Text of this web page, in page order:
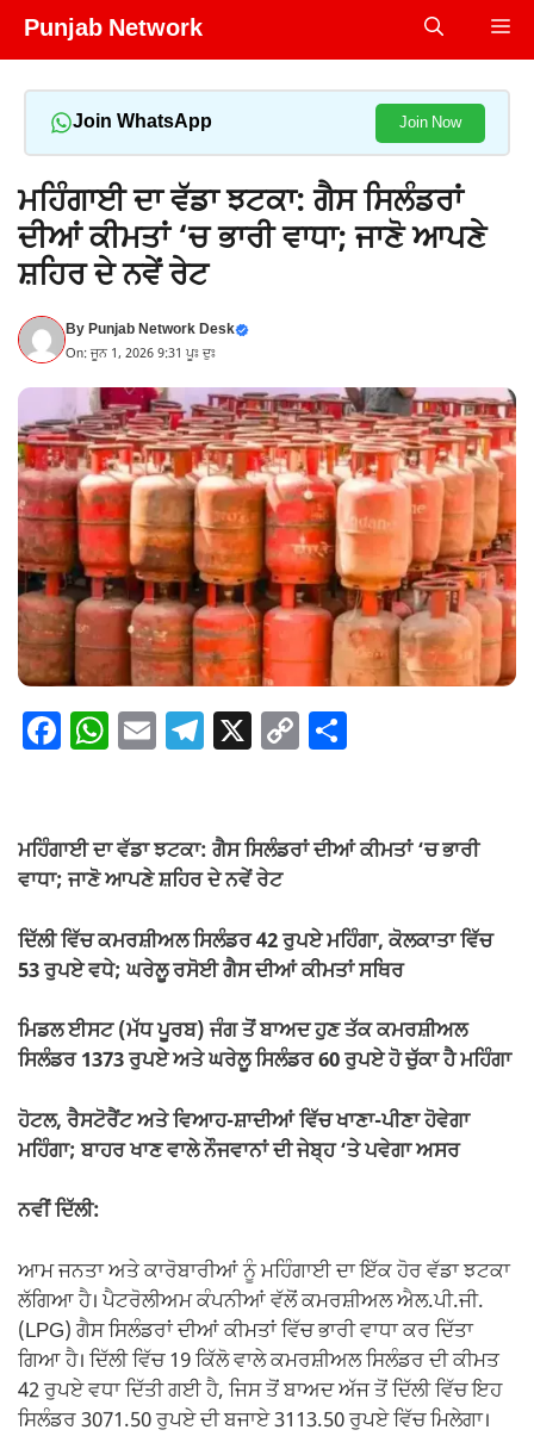
Skip
Punjab Network
Join WhatsApp Join Now
ਮਹਿੰਗਾਈ ਦਾ ਵੱਡਾ ਝਟਕਾ: ਗੈਸ ਸਿਲੰਡਰਾਂ
ਦੀਆਂ ਕੀਮਤਾਂ ‘ਚ ਭਾਰੀ ਵਾਧਾ; ਜਾਣੋ ਆਪਣੇ
ਸ਼ਹਿਰ ਦੇ ਨਵੇਂ ਰੇਟ
ByPunjab Network Desk
On: ਜੂਨ 1, 2026 9:31 ਪੂਃ ਦੁਃ
F
e
b
o
o
W
s
A
p
p
E T
gr
a
m
X C
y
n
k
e
ਮਹਿੰਗਾਈ ਦਾ ਵੱਡਾ ਝਟਕਾ: ਗੈਸ ਸਿਲੰਡਰਾਂ ਦੀਆਂ ਕੀਮਤਾਂ ‘ਚ ਭਾਰੀ
ਵਾਧਾ; ਜਾਣੋ ਆਪਣੇ ਸ਼ਹਿਰ ਦੇ ਨਵੇਂ ਰੇਟ
ਦਿੱਲੀ ਵਿੱਚ ਕਮਰਸ਼ੀਅਲ ਸਿਲੰਡਰ 42 ਰੁਪਏ ਮਹਿੰਗਾ, ਕੋਲਕਾਤਾ ਵਿੱਚ
53 ਰੁਪਏ ਵਧੇ; ਘਰੇਲੂ ਰਸੋਈ ਗੈਸ ਦੀਆਂ ਕੀਮਤਾਂ ਸਥਿਰ
ਮਿਡਲ ਈਸਟ (ਮੱਧ ਪੂਰਬ) ਜੰਗ ਤੋਂ ਬਾਅਦ ਹੁਣ ਤੱਕ ਕਮਰਸ਼ੀਅਲ
ਸਿਲੰਡਰ 1373 ਰੁਪਏ ਅਤੇ ਘਰੇਲੂ ਸਿਲੰਡਰ 60 ਰੁਪਏ ਹੋ ਚੁੱਕਾ ਹੈ ਮਹਿੰਗਾ
ਹੋਟਲ, ਰੈਸਟੋਰੈਂਟ ਅਤੇ ਵਿਆਹ-ਸ਼ਾਦੀਆਂ ਵਿੱਚ ਖਾਣਾ-ਪੀਣਾ ਹੋਵੇਗਾ
ਮਹਿੰਗਾ; ਬਾਹਰ ਖਾਣ ਵਾਲੇ ਨੌਜਵਾਨਾਂ ਦੀ ਜੇਬ੍ਹ ‘ਤੇ ਪਵੇਗਾ ਅਸਰ
ਨਵੀਂ ਦਿੱਲੀ:
ਆਮ ਜਨਤਾ ਅਤੇ ਕਾਰੋਬਾਰੀਆਂ ਨੂੰ ਮਹਿੰਗਾਈ ਦਾ ਇੱਕ ਹੋਰ ਵੱਡਾ ਝਟਕਾ
ਲੱਗਿਆ ਹੈ। ਪੈਟਰੋਲੀਅਮ ਕੰਪਨੀਆਂ ਵੱਲੋਂ ਕਮਰਸ਼ੀਅਲ ਐਲ.ਪੀ.ਜੀ.
(LPG) ਗੈਸ ਸਿਲੰਡਰਾਂ ਦੀਆਂ ਕੀਮਤਾਂ ਵਿੱਚ ਭਾਰੀ ਵਾਧਾ ਕਰ ਦਿੱਤਾ
ਗਿਆ ਹੈ। ਦਿੱਲੀ ਵਿੱਚ 19 ਕਿੱਲੋ ਵਾਲੇ ਕਮਰਸ਼ੀਅਲ ਸਿਲੰਡਰ ਦੀ ਕੀਮਤ
42 ਰੁਪਏ ਵਧਾ ਦਿੱਤੀ ਗਈ ਹੈ, ਜਿਸ ਤੋਂ ਬਾਅਦ ਅੱਜ ਤੋਂ ਦਿੱਲੀ ਵਿੱਚ ਇਹ
ਸਿਲੰਡਰ 3071.50 ਰੁਪਏ ਦੀ ਬਜਾਏ 3113.50 ਰੁਪਏ ਵਿੱਚ ਮਿਲੇਗਾ।